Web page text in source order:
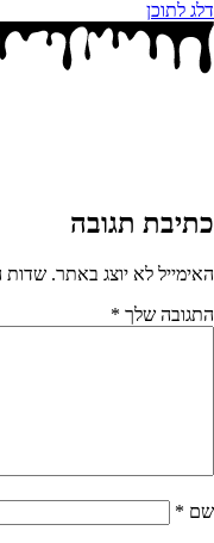
דלג לתוכן
כתיבת תגובה
האימייל לא יוצג באתר. שדות
התגובה שלך *
שם *